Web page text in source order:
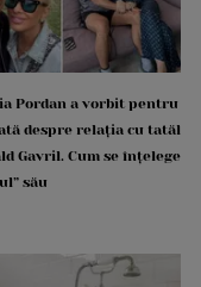
Pordan a vorbit pentru
despre relația cu tatăl
Gavril. Cum se înțelege
său